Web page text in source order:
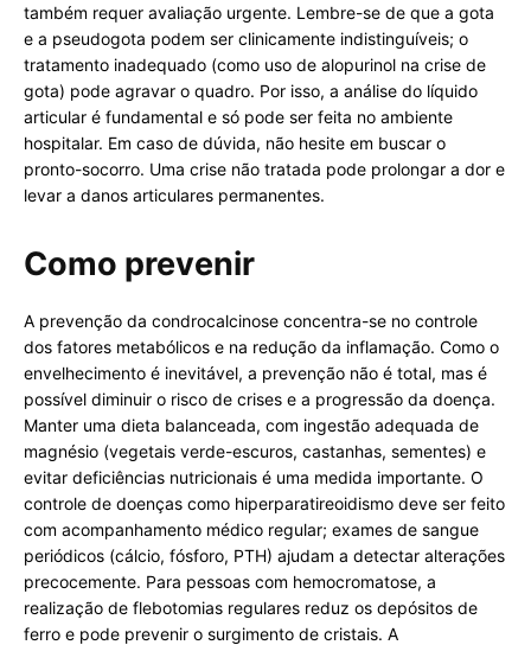
também requer avaliação urgente. Lembre-se de que a gota
e a pseudogota podem ser clinicamente indistinguíveis; o
tratamento inadequado (como uso de alopurinol na crise de
gota) pode agravar o quadro. Por isso, a análise do líquido
articular é fundamental e só pode ser feita no ambiente
hospitalar. Em caso de dúvida, não hesite em buscar o
pronto-socorro. Uma crise não tratada pode prolongar a dor e
levar a danos articulares permanentes.
Como prevenir
A prevenção da condrocalcinose concentra-se no controle
dos fatores metabólicos e na redução da inflamação. Como o
envelhecimento é inevitável, a prevenção não é total, mas é
possível diminuir o risco de crises e a progressão da doença.
Manter uma dieta balanceada, com ingestão adequada de
magnésio (vegetais verde-escuros, castanhas, sementes) e
evitar deficiências nutricionais é uma medida importante. O
controle de doenças como hiperparatireoidismo deve ser feito
com acompanhamento médico regular; exames de sangue
periódicos (cálcio, fósforo, PTH) ajudam a detectar alterações
precocemente. Para pessoas com hemocromatose, a
realização de flebotomias regulares reduz os depósitos de
ferro e pode prevenir o surgimento de cristais. A